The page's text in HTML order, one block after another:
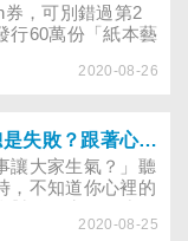
，可別錯過第2
行60萬份「紙本藝
時至晚上九時，開
嬰幼兒只要擁有健
保卡到超商登記藝
，在超商及網站上
電影、買書等藝文
2020-08-26
想改掉壞習慣，卻總是失敗？跟著心理師試試「和自己對話」
讓大家生氣？」聽
，不知道你心裡的
各地分享親職議題
2020-08-25